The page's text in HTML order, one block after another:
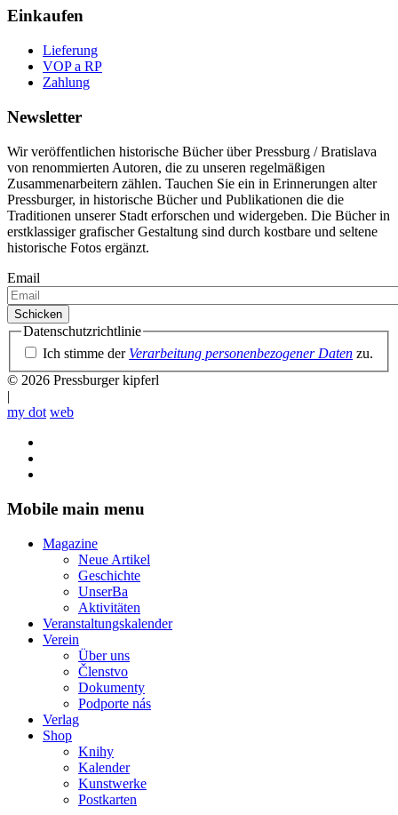
Einkaufen
Lieferung
VOP a RP
Zahlung
Newsletter
Wir veröffentlichen historische Bücher über Pressburg / Bratislava
von renommierten Autoren, die zu unseren regelmäßigen
Zusammenarbeitern zählen. Tauchen Sie ein in Erinnerungen alter
Pressburger, in historische Bücher und Publikationen die die
Traditionen unserer Stadt erforschen und widergeben. Die Bücher in
erstklassiger grafischer Gestaltung sind durch kostbare und seltene
historische Fotos ergänzt.
Email
Datenschutzrichtlinie
Ich stimme der Verarbeitung personenbezogener Daten zu.
© 2026 Pressburger kipferl
|
my dot web
Mobile main menu
Magazine
Neue Artikel
Geschichte
UnserBa
Aktivitäten
Veranstaltungskalender
Verein
Über uns
Členstvo
Dokumenty
Podporte nás
Verlag
Shop
Knihy
Kalender
Kunstwerke
Postkarten